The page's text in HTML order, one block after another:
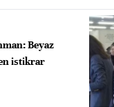
Beyaz
istikrar